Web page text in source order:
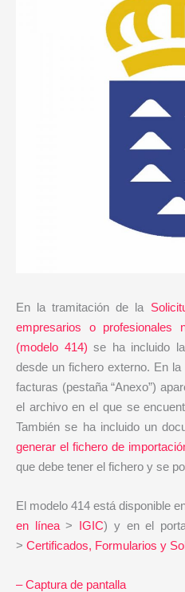
En la tramitación de la
empresarios o profesionales
(modelo 414) se ha incluido
desde un fichero externo. En
facturas (pestaña “Anexo”)
el archivo en el que se
También se ha incluido un
generar el fichero de
que debe tener el fichero y se
El modelo 414 está disponible
en línea> IGIC) y en el
> Certificados, Formularios y
– Captura de pantalla